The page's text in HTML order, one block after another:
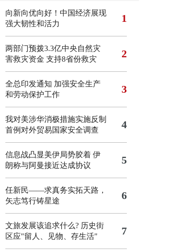
向新向优向好！中国经济展现
强大韧性和活力
1
两部门预拨3.3亿中央自然灾
害救灾资金 支持8省份救灾
2
全总印发通知 加强安全生产
和劳动保护工作
3
我对美涉华消极措施实施反制
首例对外贸易国家安全调查
4
信息战凸显美伊局势胶着 伊
朗称与阿曼接近达成协议
5
任新民——求真务实拓天路，
矢志笃行铸星途
6
文旅发展该追求什么? 历史街
区应"留人、见物、存生活"
7